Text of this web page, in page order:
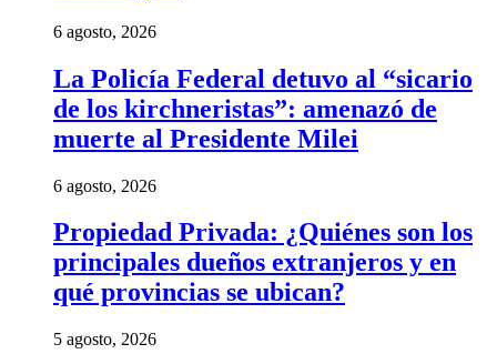
6 agosto, 2026
La Policía Federal detuvo al “sicario
de los kirchneristas”: amenazó de
muerte al Presidente Milei
6 agosto, 2026
Propiedad Privada: ¿Quiénes son los
principales dueños extranjeros y en
qué provincias se ubican?
5 agosto, 2026